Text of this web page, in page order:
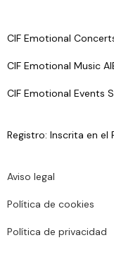
CIF Emotional
CIF Emotional Music
CIF Emotional Events
Registro: Inscrita en el
Aviso legal
Política de cookies
Política de privacidad